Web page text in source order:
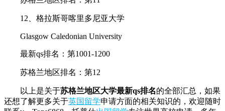
12、格拉斯哥喀里多尼亚大学
Glasgow Caledonian University
最新qs排名：第1001-1200
苏格兰地区排名：第12
以上是关于苏格兰地区大学最新qs排名的全部汇总，如果
还想了解更多关于英国留学申请方面的相关知识的，欢迎随时